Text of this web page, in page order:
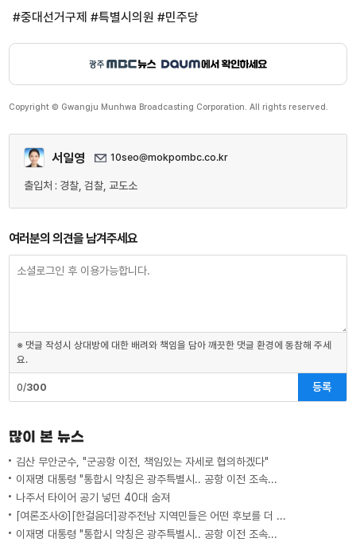
#중대선거구제 #특별시의원 #민주당
Copyright © Gwangju Munhwa Broadcasting Corporation. All rights reserved.
서일영 10seo@mokpombc.co.kr
출입처 : 경찰, 검찰, 교도소
여러분의 의견을 남겨주세요
※ 댓글 작성시 상대방에 대한 배려와 책임을 담아 깨끗한 댓글 환경에 동참해 주세
요.
0/300 등록
많이 본 뉴스
김산 무안군수, "군공항 이전, 책임있는 자세로 협의하겠다"
이재명 대통령 "통합시 약칭은 광주특별시.. 공항 이전 조속하게"
나주서 타이어 공기 넣던 40대 숨져
[여론조사④][한걸음더]광주전남 지역민들은 어떤 후보를 더 선호할까.. 변수는?
이재명 대통령 "통합시 약칭은 광주특별시.. 공항 이전 조속하게"